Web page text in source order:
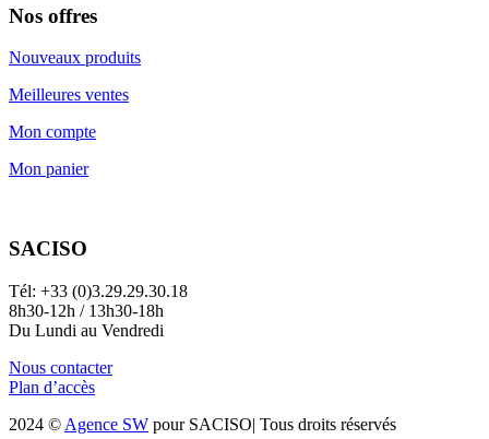
Nos offres
Nouveaux produits
Meilleures ventes
Mon compte
Mon panier
SACISO
Tél: +33 (0)3.29.29.30.18
8h30-12h / 13h30-18h
Du Lundi au Vendredi
Nous contacter
Plan d’accès
2024 © Agence SW pour SACISO| Tous droits réservés